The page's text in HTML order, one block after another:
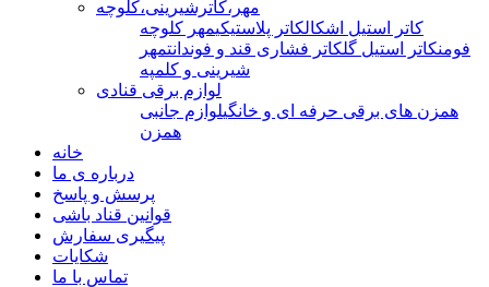
مهر،کاترشیرینی،کلوچه
کاتر استیل اشکالکاتر پلاستیکیمهر کلوچه
فومنکاتر استیل گلکاتر فشاری قند و فوندانتمهر
شیرینی و کلمپه
لوازم برقی قنادی
همزن های برقی حرفه ای و خانگیلوازم جانبی
همزن
خانه
درباره ی ما
پرسش و پاسخ
قوانین قناد باشی
پیگیری سفارش
شکایات
تماس با ما